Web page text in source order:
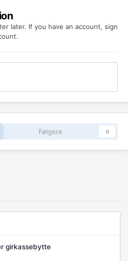
later. If you have an account, sign
Følgere 0
girkassebytte